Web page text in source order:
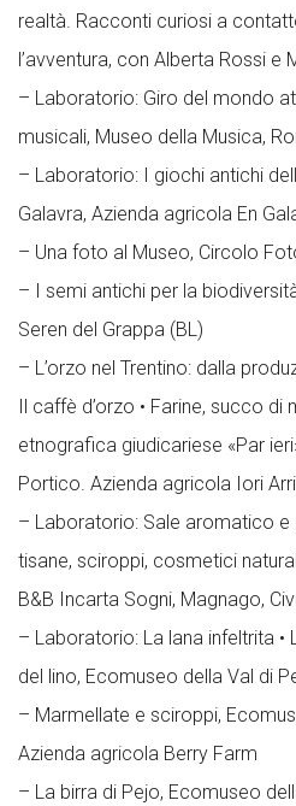
realtà. Racconti curiosi a
l’avventura, con Alberta Rossi e
– Laboratorio: Giro del mondo
musicali, Museo della Musica,
– Laboratorio: I giochi antichi
Galavra, Azienda agricola En
– Una foto al Museo, Circolo
– I semi antichi per la
Seren del Grappa (BL)
– L’orzo nel Trentino: dalla
Il caffè d’orzo • Farine, succo
etnografica giudicariese «Par
Portico. Azienda agricola Iori
– Laboratorio: Sale aromatico e
tisane, sciroppi, cosmetici
B&B Incarta Sogni, Magnago,
– Laboratorio: La lana infeltrita •
del lino, Ecomuseo della Val di
– Marmellate e sciroppi,
Azienda agricola Berry Farm
– La birra di Pejo, Ecomuseo